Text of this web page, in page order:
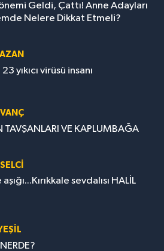
Geldi, Çattı! Anne Adayları
Nelere Dikkat Etmeli?
yıkıcı virüsü insanı
TAVŞANLARI VE KAPLUMBAĞA
aşığı...Kırıkkale sevdalısı HALİL